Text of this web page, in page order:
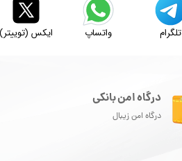
تلگرام واتساپ ایکس (توییتر)
درگاه امن بانکی
درگاه امن زیبال